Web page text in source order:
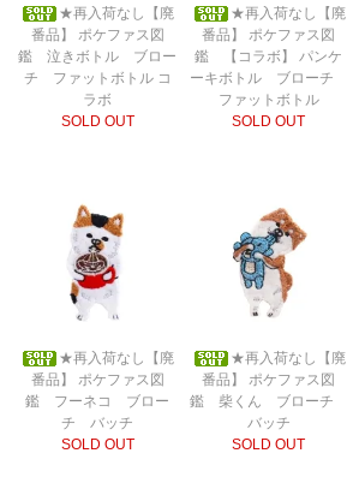
★再入荷なし【廃
番品】 ポケファス図
鑑 泣きボトル ブロー
チ ファットボトル コ
ラボ
SOLD OUT
★再入荷なし【廃
番品】 ポケファス図
鑑 【コラボ】 パンケ
ーキボトル ブローチ
ファットボトル
SOLD OUT
★再入荷なし【廃
番品】 ポケファス図
鑑 フーネコ ブロー
チ バッチ
SOLD OUT
★再入荷なし【廃
番品】 ポケファス図
鑑 柴くん ブローチ
バッチ
SOLD OUT